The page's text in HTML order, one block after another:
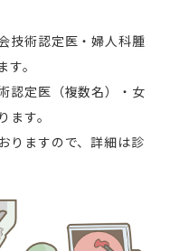
技術認定医・婦人科腫
。
認定医（複数名）・女
す。
りますので、詳細は診